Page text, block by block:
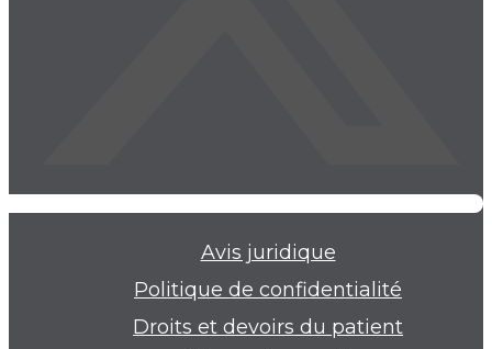
Avis juridique
Politique de confidentialité
Droits et devoirs du patient